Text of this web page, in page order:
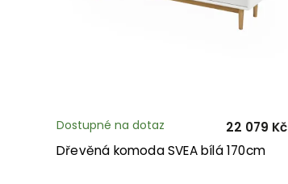
Dřevěná komoda SVEA bílá 170cm
Dostupné na dotaz
22 079 Kč